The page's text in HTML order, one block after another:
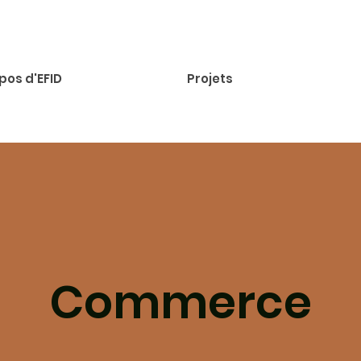
d'EFID Projets
Commerce